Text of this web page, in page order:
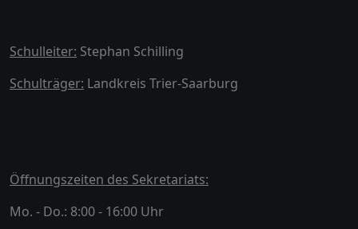
Schulleiter: Stephan Schilling
Schulträger: Landkreis Trier-Saarburg
Öffnungszeiten des Sekretariats:
Mo. - Do.: 8:00 - 16:00 Uhr